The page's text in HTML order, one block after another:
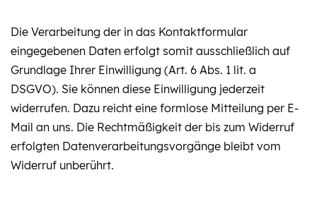
Die Verarbeitung der in das Kontaktformular
eingegebenen Daten erfolgt somit ausschließlich auf
Grundlage Ihrer Einwilligung (Art. 6 Abs. 1 lit. a
DSGVO). Sie können diese Einwilligung jederzeit
widerrufen. Dazu reicht eine formlose Mitteilung per E-
Mail an uns. Die Rechtmäßigkeit der bis zum Widerruf
erfolgten Datenverarbeitungsvorgänge bleibt vom
Widerruf unberührt.